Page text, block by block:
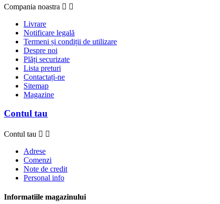
Compania noastra  
Livrare
Notificare legală
Termeni și condiții de utilizare
Despre noi
Plăți securizate
Lista preturi
Contactați-ne
Sitemap
Magazine
Contul tau
Contul tau  
Adrese
Comenzi
Note de credit
Personal info
Informatiile magazinului